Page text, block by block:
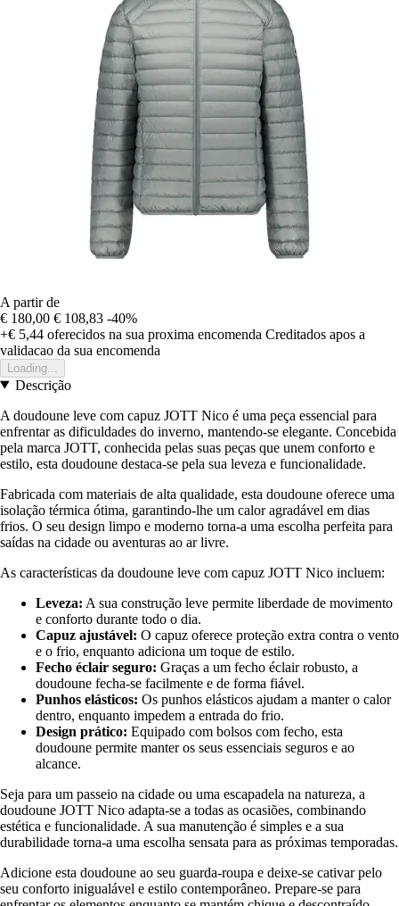
A partir de
€ 180,00 € 108,83 -40%
+€ 5,44 oferecidos na sua proxima encomenda Creditados apos a
validacao da sua encomenda
Loading...
Descrição
A doudoune leve com capuz JOTT Nico é uma peça essencial para
enfrentar as dificuldades do inverno, mantendo-se elegante. Concebida
pela marca JOTT, conhecida pelas suas peças que unem conforto e
estilo, esta doudoune destaca-se pela sua leveza e funcionalidade.
Fabricada com materiais de alta qualidade, esta doudoune oferece uma
isolação térmica ótima, garantindo-lhe um calor agradável em dias
frios. O seu design limpo e moderno torna-a uma escolha perfeita para
saídas na cidade ou aventuras ao ar livre.
As características da doudoune leve com capuz JOTT Nico incluem:
Leveza: A sua construção leve permite liberdade de movimento
e conforto durante todo o dia.
Capuz ajustável: O capuz oferece proteção extra contra o vento
e o frio, enquanto adiciona um toque de estilo.
Fecho éclair seguro: Graças a um fecho éclair robusto, a
doudoune fecha-se facilmente e de forma fiável.
Punhos elásticos: Os punhos elásticos ajudam a manter o calor
dentro, enquanto impedem a entrada do frio.
Design prático: Equipado com bolsos com fecho, esta
doudoune permite manter os seus essenciais seguros e ao
alcance.
Seja para um passeio na cidade ou uma escapadela na natureza, a
doudoune JOTT Nico adapta-se a todas as ocasiões, combinando
estética e funcionalidade. A sua manutenção é simples e a sua
durabilidade torna-a uma escolha sensata para as próximas temporadas.
Adicione esta doudoune ao seu guarda-roupa e deixe-se cativar pelo
seu conforto inigualável e estilo contemporâneo. Prepare-se para